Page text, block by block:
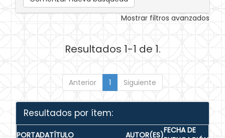
Mostrar filtros avanzados
Resultados 1-1 de 1.
Anterior 1 Siguiente
Resultados por ítem:
PORTADATÍTULO AUTOR(ES)FECHA DE